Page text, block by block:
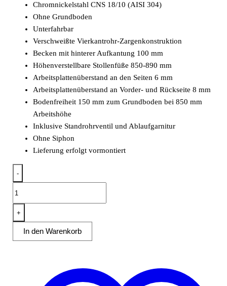
Chromnickelstahl CNS 18/10 (AISI 304)
Ohne Grundboden
Unterfahrbar
Verschweißte Vierkantrohr-Zargenkonstruktion
Becken mit hinterer Aufkantung 100 mm
Höhenverstellbare Stollenfüße 850-890 mm
Arbeitsplattenüberstand an den Seiten 6 mm
Arbeitsplattenüberstand an Vorder- und Rückseite 8 mm
Bodenfreiheit 150 mm zum Grundboden bei 850 mm
Arbeitshöhe
Inklusive Standrohrventil und Ablaufgarnitur
Ohne Siphon
Lieferung erfolgt vormontiert
-
Aufkantung
B
140cm
+
In den Warenkorb